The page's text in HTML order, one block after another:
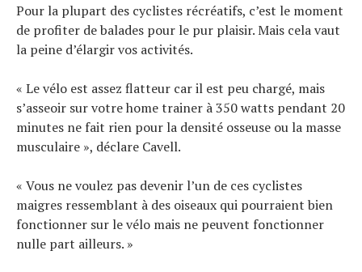
Pour la plupart des cyclistes récréatifs, c’est le moment
de profiter de balades pour le pur plaisir. Mais cela vaut
la peine d’élargir vos activités.
« Le vélo est assez flatteur car il est peu chargé, mais
s’asseoir sur votre home trainer à 350 watts pendant 20
minutes ne fait rien pour la densité osseuse ou la masse
musculaire », déclare Cavell.
« Vous ne voulez pas devenir l’un de ces cyclistes
maigres ressemblant à des oiseaux qui pourraient bien
fonctionner sur le vélo mais ne peuvent fonctionner
nulle part ailleurs. »